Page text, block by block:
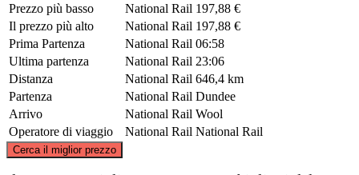
Prezzo più basso
National Rail 197,88 €
Il prezzo più alto
National Rail 197,88 €
Prima Partenza
National Rail 06:58
Ultima partenza
National Rail 23:06
Distanza
National Rail 646,4 km
Partenza
National Rail Dundee
Arrivo
National Rail Wool
Operatore di viaggio
National Rail National Rail
Cerca il miglior prezzo
©CARTO, ©OpenStreetMap